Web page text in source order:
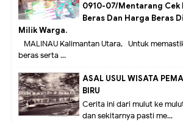
0910-07/Mentarang Cek
Beras Dan Harga Beras
Milik Warga.
MALINAU Kalimantan Utara,- Untuk
beras serta ...
ASAL USUL WISATA
BIRU
Cerita ini dari mulut ke
dan sekitarnya pasti me...